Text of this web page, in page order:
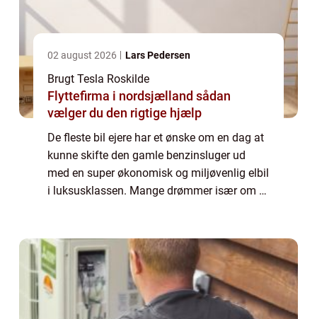
02 august 2026 Lars Pedersen
Brugt Tesla Roskilde
Flyttefirma i nordsjælland sådan
vælger du den rigtige hjælp
De fleste bil ejere har et ønske om en dag at
kunne skifte den gamle benzinsluger ud
med en super økonomisk og miljøvenlig elbil
i luksusklassen. Mange drømmer især om at